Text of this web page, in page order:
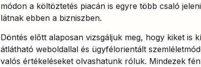
módon a költöztetés piacán is egyre több csaló
látnak ebben a bizniszben.
Döntés előtt alaposan vizsgáljuk meg, hogy kiket is
átlátható weboldallal és ügyfélorientált
valós értékeléseket olvashatunk róluk. Mindezek